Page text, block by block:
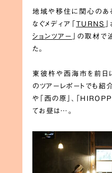
地域や移住に関心のあ
なぐメディア「 TURNS
ションツアー
」の取材で
た。
東彼杵や西海市を前日
のツアーレポートでも紹
や「西の原」、「
てお昼は…。